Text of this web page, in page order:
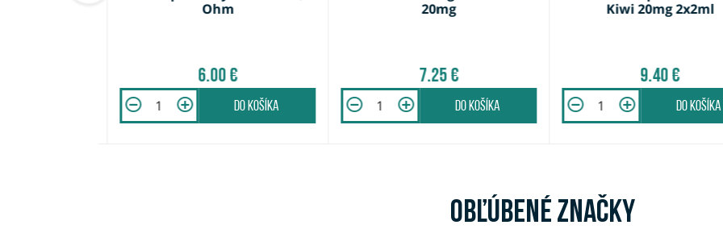
Ohm
6.00 €
do košíka
20mg
7.25 €
do košíka
Kiwi 20mg 2x2ml
9.40 €
do košíka
Obľúbené značky